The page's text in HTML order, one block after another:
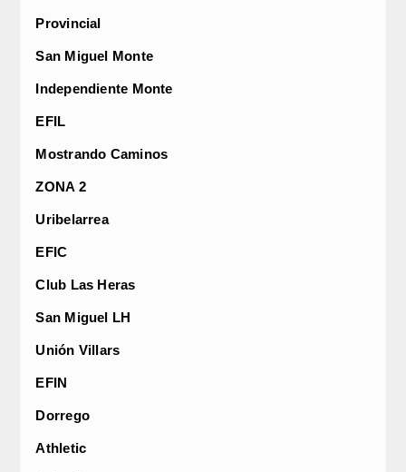
Provincial
San Miguel Monte
Independiente Monte
EFIL
Mostrando Caminos
ZONA 2
Uribelarrea
EFIC
Club Las Heras
San Miguel LH
Unión Villars
EFIN
Dorrego
Athletic